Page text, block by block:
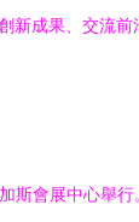
成果、交流前
斯會展中心舉行